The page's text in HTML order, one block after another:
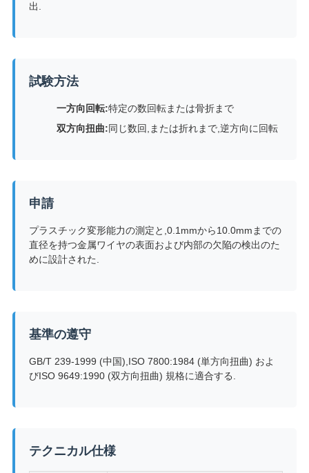
ニ
を
し
な
い
出.
試験方法
一方向回転:特定の数回転または骨折まで
双方向扭曲:同じ数回,または折れまで,逆方向に回転
申請
プラスチック変形能力の測定と,0.1mmから10.0mmまでの
直径を持つ金属ワイヤの表面および内部の欠陥の検出のた
めに設計された.
基準の遵守
GB/T 239-1999 (中国),ISO 7800:1984 (単方向扭曲) およ
びISO 9649:1990 (双方向扭曲) 規格に適合する.
テクニカル仕様